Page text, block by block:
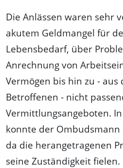
Die Anlässen waren sehr
akutem Geldmangel für
Lebensbedarf, über
Anrechnung von
Vermögen bis hin zu - aus
Betroffenen - nicht
Vermittlungsangeboten.
konnte der
da die herangetragenen
seine Zuständigkeit